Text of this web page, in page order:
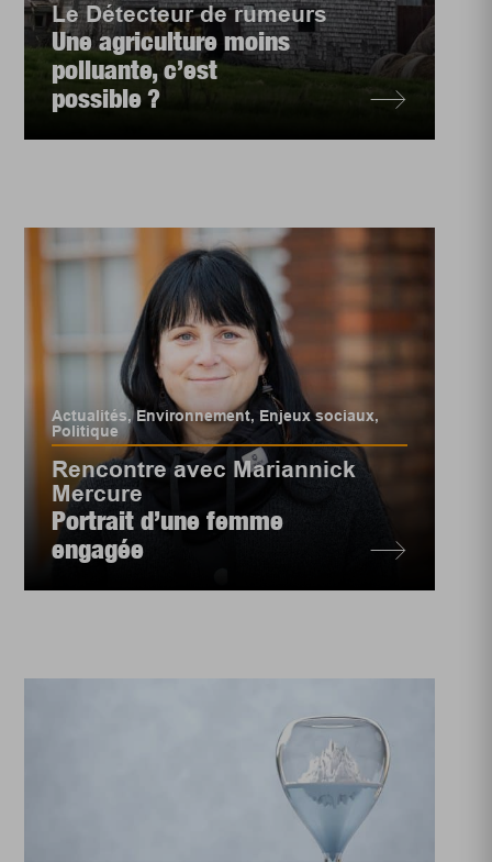
Le Détecteur de rumeurs
Une agriculture moins
polluante, c’est
possible ?
Actualités,Environnement, Enjeux sociaux,
Politique
Rencontre avec Mariannick
Mercure
Portrait d’une femme
engagée